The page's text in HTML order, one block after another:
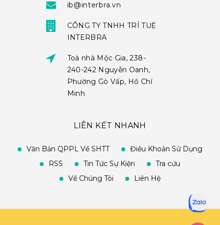
ib@interbra.vn
CÔNG TY TNHH TRÍ TUỆ
INTERBRA
Toà nhà Mộc Gia, 238-
240-242 Nguyễn Oanh,
Phường Gò Vấp, Hồ Chí
Minh
LIÊN KẾT NHANH
Văn Bản QPPL Về SHTT
Điều Khoản Sử Dụng
RSS
Tin Tức Sự Kiện
Tra cứu
Về Chúng Tôi
Liên Hệ